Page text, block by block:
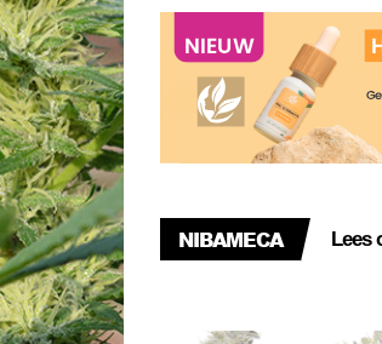
NIBAMECA Lees